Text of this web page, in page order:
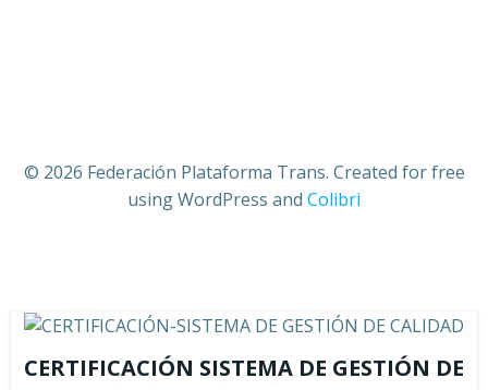
© 2026 Federación Plataforma Trans. Created for free
using WordPress and Colibri
CERTIFICACIÓN SISTEMA DE GESTIÓN DE